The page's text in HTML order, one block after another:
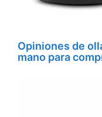
Opiniones de
mano para